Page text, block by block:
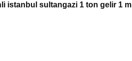
istanbul sultangazi 1 ton gelir 1 m